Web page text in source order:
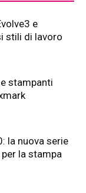
e
stili di lavoro
stampanti
la nuova serie
la stampa